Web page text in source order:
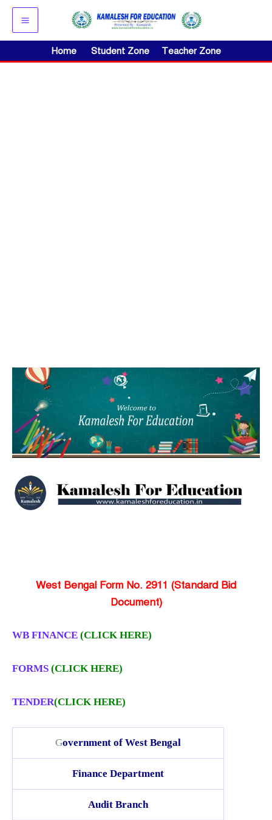
Skip
content
Home Student Zone Teacher Zone
West Bengal Form No. 2911 (Standard Bid
Document)
WB FINANCE (CLICK HERE)
FORMS (CLICK HERE)
TENDER(CLICK HERE)
Government of West Bengal
Finance Department
Audit Branch